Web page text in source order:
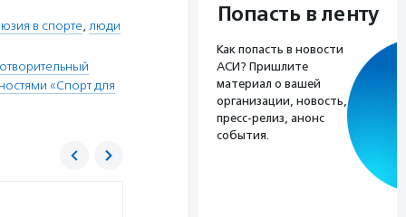
в спорте, люди
«Спорт для
Попасть в ленту
Как попасть в новости
АСИ? Пришлите
материал о вашей
организации, новость,
пресс-релиз, анонс
события.